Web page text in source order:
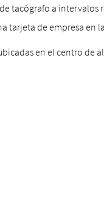
tacógrafo a intervalos
tarjeta de empresa en
en el centro de